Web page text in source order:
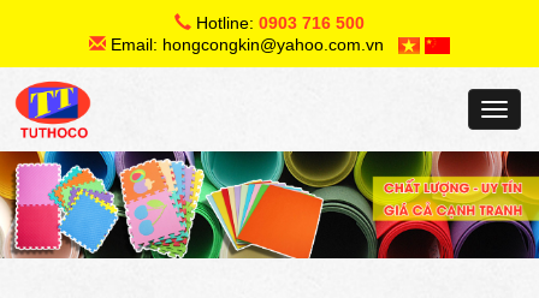
Hotline: 0903 716 500
Email: hongcongkin@yahoo.com.vn